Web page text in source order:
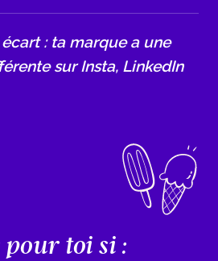
: ta marque a une
sur Insta, LinkedIn
pour toi si :